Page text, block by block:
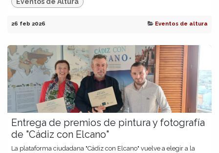
26 feb 2026 Eventos de altura
Entrega de premios de pintura y fotografía
de "Cádiz con Elcano"
La plataforma ciudadana "Cádiz con Elcano" vuelve a elegir a la